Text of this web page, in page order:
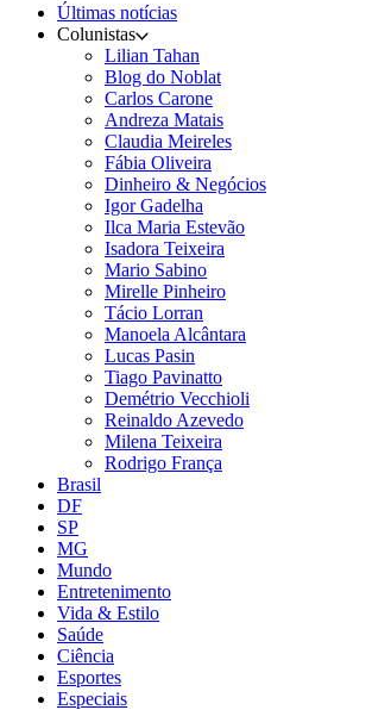
Últimas notícias
Colunistas
Lilian Tahan
Blog do Noblat
Carlos Carone
Andreza Matais
Claudia Meireles
Fábia Oliveira
Dinheiro & Negócios
Igor Gadelha
Ilca Maria Estevão
Isadora Teixeira
Mario Sabino
Mirelle Pinheiro
Tácio Lorran
Manoela Alcântara
Lucas Pasin
Tiago Pavinatto
Demétrio Vecchioli
Reinaldo Azevedo
Milena Teixeira
Rodrigo França
Brasil
DF
SP
MG
Mundo
Entretenimento
Vida & Estilo
Saúde
Ciência
Esportes
Especiais